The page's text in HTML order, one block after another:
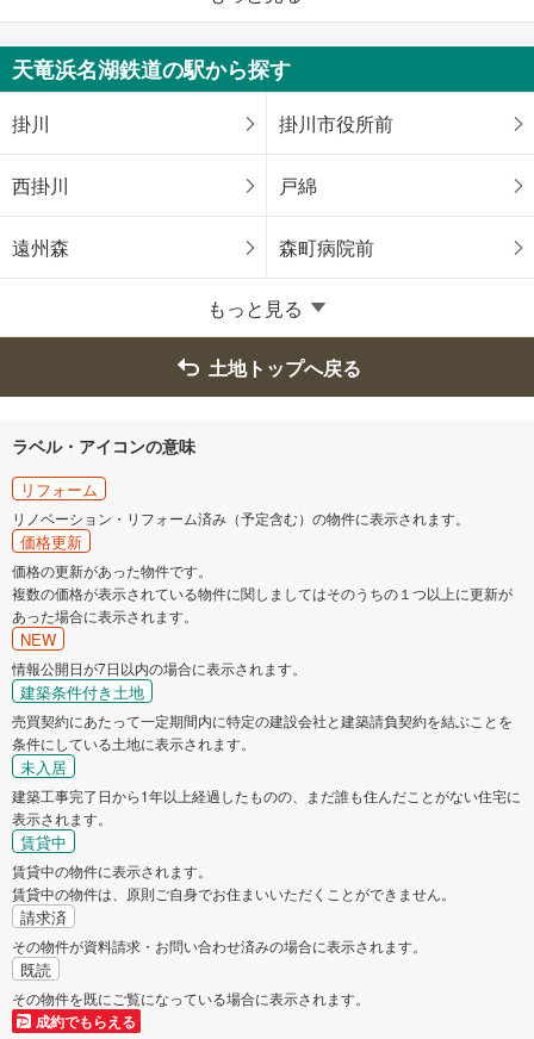
中央区 浜名区
静岡県のそのほかの地域
袋井市
伊豆市
駿東郡長泉町
天竜浜名湖鉄道の駅から探す
掛川 掛川市役所前
西掛川 戸綿
遠州森 森町病院前
もっと見る
土地トップへ戻る
ラベル・アイコンの意味
リフォーム
リノベーション・リフォーム済み（予定含む）の物件に表示されます。
価格更新
価格の更新があった物件です。
複数の価格が表示されている物件に関しましてはそのうちの１つ以上に更新が
あった場合に表示されます。
NEW
情報公開日が7日以内の場合に表示されます。
建築条件付き土地
売買契約にあたって一定期間内に特定の建設会社と建築請負契約を結ぶことを
条件にしている土地に表示されます。
未入居
建築工事完了日から1年以上経過したものの、まだ誰も住んだことがない住宅に
表示されます。
賃貸中
賃貸中の物件に表示されます。
賃貸中の物件は、原則ご自身でお住まいいただくことができません。
請求済
その物件が資料請求・お問い合わせ済みの場合に表示されます。
既読
その物件を既にご覧になっている場合に表示されます。
成約でもらえる